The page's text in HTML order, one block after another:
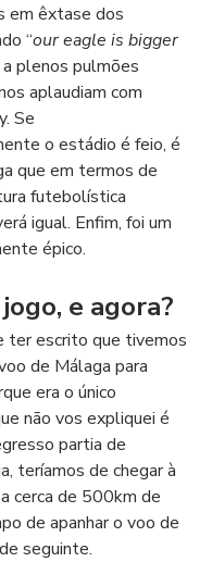
em êxtase dos
“our eagle is bigger
a plenos pulmões
aplaudiam com
Se
o estádio é feio, é
que em termos de
futebolística
igual. Enfim, foi um
épico.
e agora?
ter escrito que tivemos
de Málaga para
era o único
não vos expliquei é
partia de
teríamos de chegar à
cerca de 500km de
de apanhar o voo de
seguinte.